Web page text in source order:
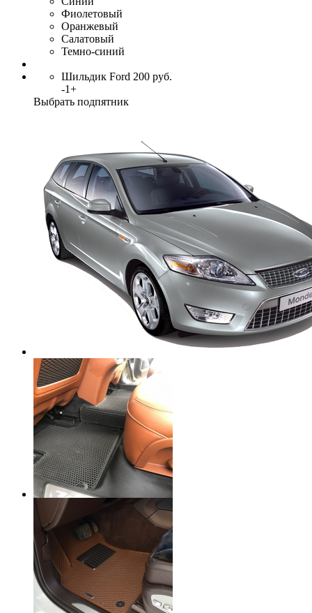
Фиолетовый
Оранжевый
Салатовый
Темно-синий
Шильдик Ford 200 руб.
-1+
Выбрать подпятник